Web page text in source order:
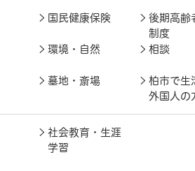
国民健康保険
後期高齢
制度
環境・自然 相談
墓地・斎場
柏市で生
外国人の
社会教育・生涯
学習